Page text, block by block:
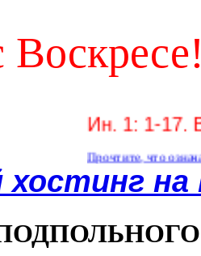
Ин. 1: 1-17. В
Прочтите, что означают эти
на